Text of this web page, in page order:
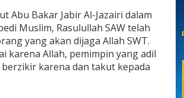
Abu Bakar Jabir Al-Jazairi dalam
Muslim, Rasulullah SAW telah
yang akan dijaga Allah SWT.
karena Allah, pemimpin yang adil
karena dan takut kepada